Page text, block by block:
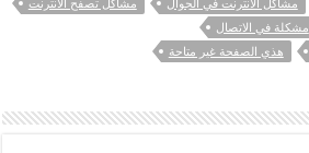
مشاكل الانترنت في الجوال
مشاكل تصفح الانترنت
مشكلة في الاتصال
هذي الصفحة غير متاحة